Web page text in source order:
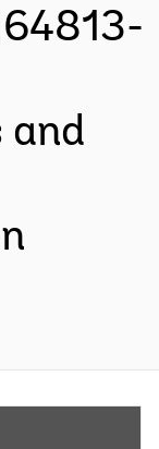
and